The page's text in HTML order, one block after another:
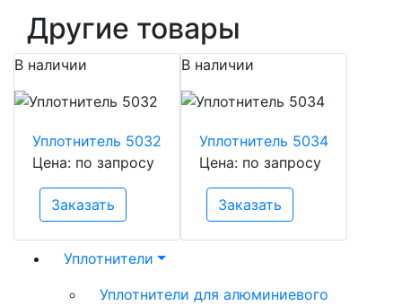
Другие товары
В наличии
Уплотнитель 5032
Цена: по запросу
Заказать
В наличии
Уплотнитель 5034
Цена: по запросу
Заказать
Уплотнители
Уплотнители для алюминиевого